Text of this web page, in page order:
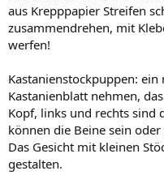
aus Krepppapier Streifen
zusammendrehen, mit
werfen!
Kastanienstockpuppen:
Kastanienblatt nehmen,
Kopf, links und rechts sind
können die Beine sein
Das Gesicht mit kleinen
gestalten.